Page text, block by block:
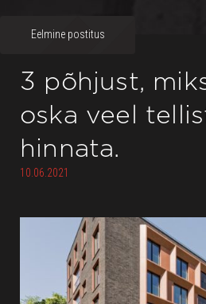
Eelmine postitus
3 põhjust,
oska veel
hinnata.
10.06.2021